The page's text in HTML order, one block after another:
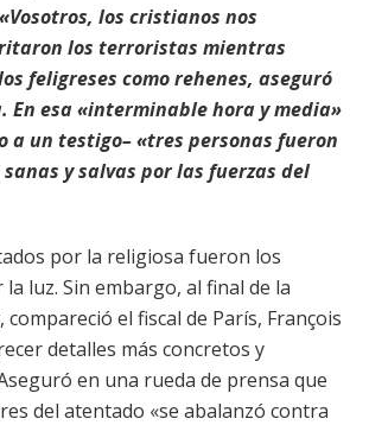
los cristianos nos
los terroristas mientras
feligreses como rehenes, aseguró
En esa «interminable hora y media»
a un testigo– «tres personas fueron
y salvas por las fuerzas del
por la religiosa fueron los
luz. Sin embargo, al final de la
compareció el fiscal de París, François
detalles más concretos y
en una rueda de prensa que
del atentado «se abalanzó contra